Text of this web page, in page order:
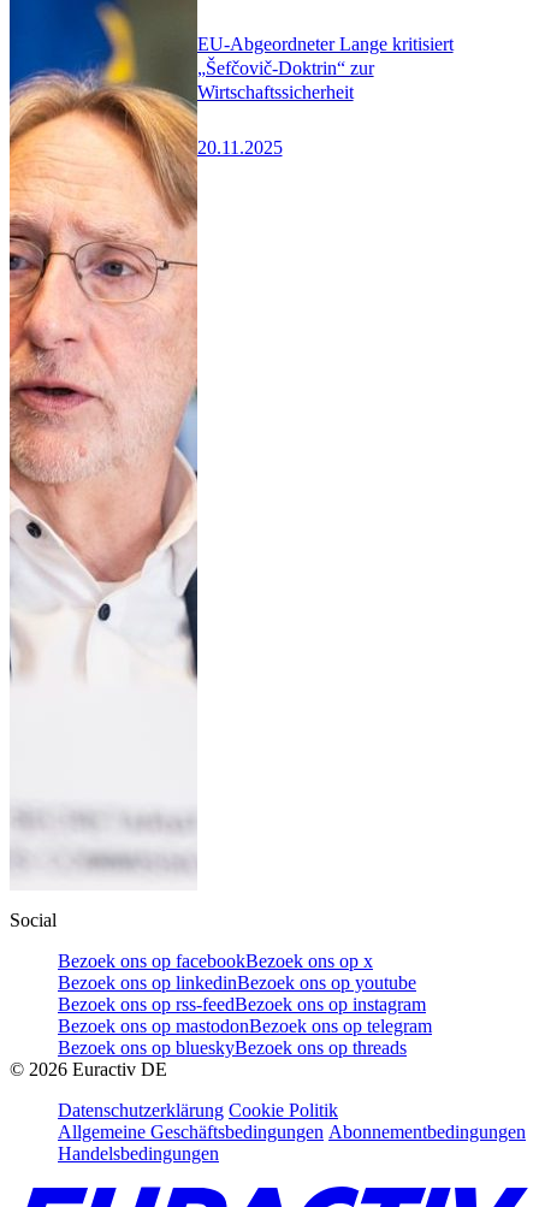
EU-Abgeordneter Lange kritisiert
„Šefčovič-Doktrin“ zur
Wirtschaftssicherheit
20.11.2025
Social
Bezoek ons op facebookBezoek ons op x
Bezoek ons op linkedinBezoek ons op youtube
Bezoek ons op rss-feedBezoek ons op instagram
Bezoek ons op mastodonBezoek ons op telegram
Bezoek ons op blueskyBezoek ons op threads
© 2026 Euractiv DE
Datenschutzerklärung Cookie Politik
Allgemeine Geschäftsbedingungen Abonnementbedingungen
Handelsbedingungen